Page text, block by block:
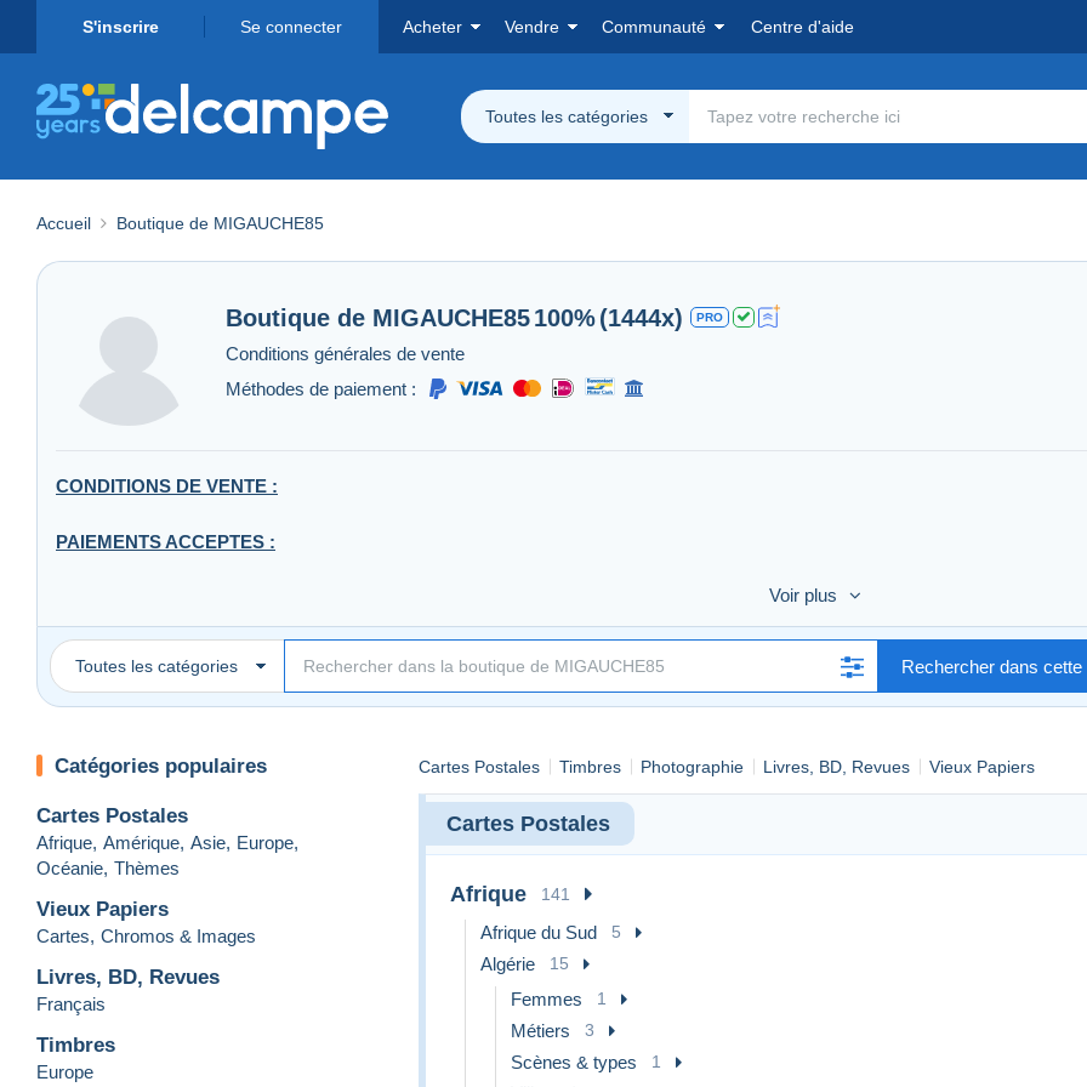
S'inscrire Se connecter Acheter Vendre Communauté Centre d'aide
Toutes les catégories
Accueil Boutique de MIGAUCHE85
Boutique de MIGAUCHE85100%(1444x) PRO
Conditions générales de vente
Méthodes de paiement :
CONDITIONS DE VENTE :
PAIEMENTS ACCEPTES :
LIVRAISON:
Destinations:
- pays du vendeur (France)
FRANCE
101 gr à 250 gr : 5.74 €
Voir plus
Toutes les catégories Rechercher dans cette
Catégories populaires
Cartes Postales
Afrique, Amérique, Asie, Europe,
Océanie, Thèmes
Vieux Papiers
Cartes, Chromos & Images
Livres, BD, Revues
Français
Timbres
Europe
Cartes Postales Timbres Photographie Livres, BD, Revues Vieux Papiers
Cartes Postales
Afrique 141
Afrique du Sud 5
Algérie 15
Femmes 1
Métiers 3
Scènes & types 1